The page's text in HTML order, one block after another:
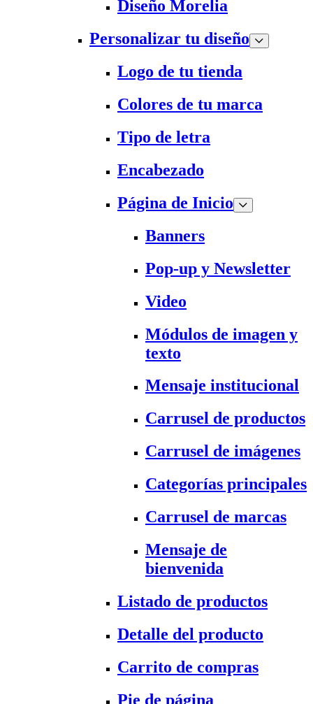
Diseño Morelia
Personalizar tu diseño
Logo de tu tienda
Colores de tu marca
Tipo de letra
Encabezado
Página de Inicio
Banners
Pop-up y Newsletter
Video
Módulos de imagen y
texto
Mensaje institucional
Carrusel de productos
Carrusel de imágenes
Categorías principales
Carrusel de marcas
Mensaje de
bienvenida
Listado de productos
Detalle del producto
Carrito de compras
Pie de página